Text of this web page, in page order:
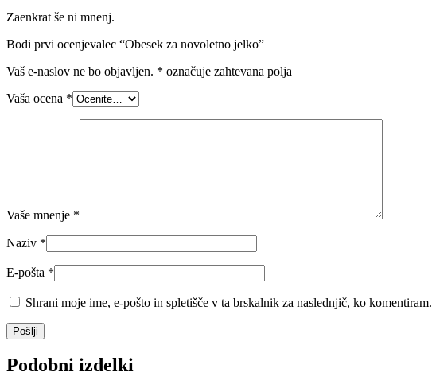
Zaenkrat še ni mnenj.
Bodi prvi ocenjevalec “Obesek za novoletno jelko”
Vaš e-naslov ne bo objavljen. * označuje zahtevana polja
Vaša ocena *
Vaše mnenje *
Naziv *
E-pošta *
Shrani moje ime, e-pošto in spletišče v ta brskalnik za naslednjič, ko komentiram.
Podobni izdelki